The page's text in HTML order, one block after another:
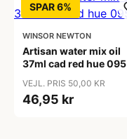
SPAR 6%
WINSOR NEWTON
Artisan water mix oil
37ml cad red hue 095
VEJL. PRIS 50,00 KR
46,95 kr